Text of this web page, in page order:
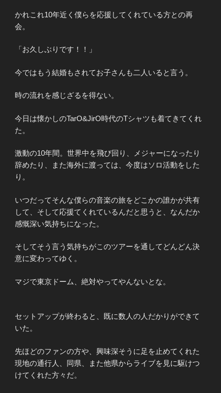
かれこれ10年近く僕らを応援してくれている方との再
会。
「お久しぶりです！！」
今ではもう結婚もされてお子さんも二人いると言う。
時の流れを感じざるを得ない。
今日は懐かしのTarO&JirO時代のTシャツも着てきてくれ
た。
激動の10年間。世界中を飛び回り、メジャーになったり
辞めたり、また海外に渡っては、今度はソロ活動をした
り。
いつだってそんな僕らの音楽の旅をどこかの誰かが共有
して、そして応援てくれているんだと思うと、なんだか
感慨深い気持ちになった。
そしてそう言う気持ちがこのツアーを通してどんどん決
意に変わってゆく。
マジで東京ドーム、絶対やってやんないとな。
セットアップが終わると、既に数人の人だかりができて
いた。
先ほどのファンの方や、興味深そうに足を止めてくれた
現地の通行人、同県、また他県からライブを見に駆けつ
けてくれた方々だ。